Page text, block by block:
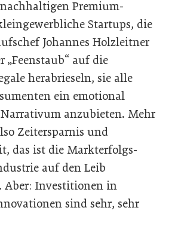
Premium-
Startups, die
Johannes Holzleitner
„Feenstaub“ auf die
herabrieseln, sie alle
ein emotional
Narrativum anzubieten. Mehr
Zeitersparnis und
das ist die Markterfolgs-
auf den Leib
Aber: Investitionen in
sind sehr, sehr